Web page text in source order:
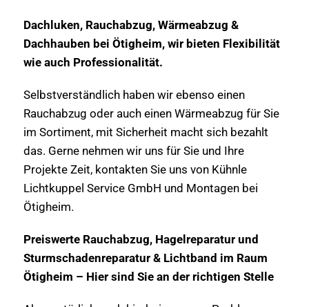
Dachluken, Rauchabzug, Wärmeabzug &
Dachhauben bei Ötigheim, wir bieten Flexibilität
wie auch Professionalität.
Selbstverständlich haben wir ebenso einen
Rauchabzug oder auch einen Wärmeabzug für Sie
im Sortiment, mit Sicherheit macht sich bezahlt
das. Gerne nehmen wir uns für Sie und Ihre
Projekte Zeit, kontakten Sie uns von Kühnle
Lichtkuppel Service GmbH und Montagen bei
Ötigheim.
Preiswerte Rauchabzug, Hagelreparatur und
Sturmschadenreparatur & Lichtband im Raum
Ötigheim – Hier sind Sie an der richtigen Stelle